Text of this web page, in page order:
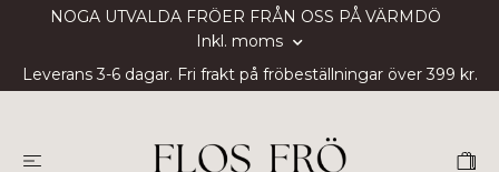
NOGA UTVALDA FRÖER FRÅN OSS PÅ VÄRMDÖ
Inkl. moms
Leverans 3-6 dagar. Fri frakt på fröbeställningar över 399 kr.